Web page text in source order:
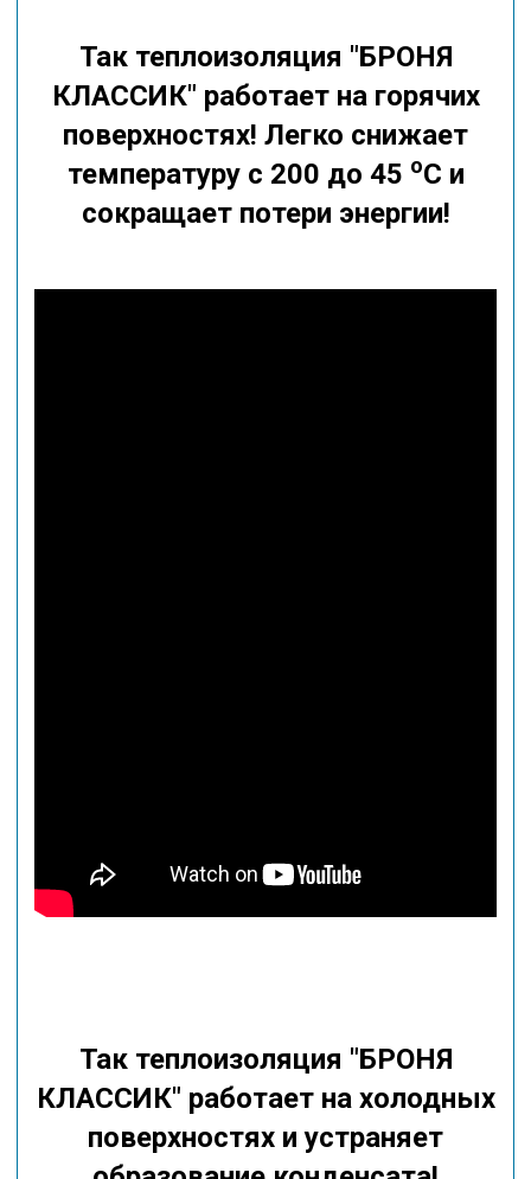
Так теплоизоляция "БРОНЯ
КЛАССИК" работает на горячих
поверхностях! Легко снижает
температуру с 200 до 45 оС и
сокращает потери энергии!
Так теплоизоляция "БРОНЯ
КЛАССИК" работает на холодных
поверхностях и устраняет